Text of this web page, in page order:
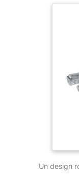
Un design